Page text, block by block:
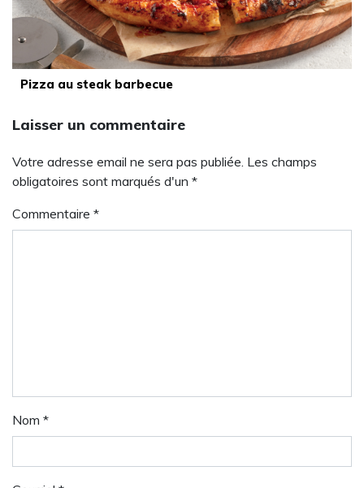
Pizza au steak barbecue
Laisser un commentaire
Votre adresse email ne sera pas publiée. Les champs
obligatoires sont marqués d'un *
Commentaire *
Nom *